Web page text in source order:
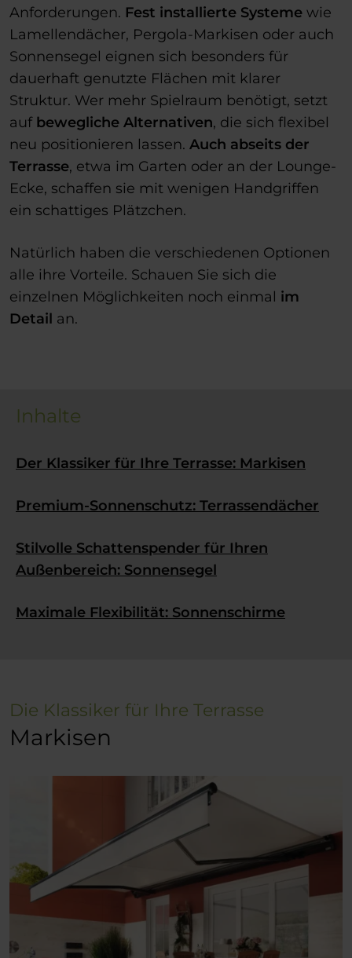
Anforderungen. Fest installierte Systeme wie
Lamellendächer, Pergola-Markisen oder auch
Sonnensegel eignen sich besonders für
dauerhaft genutzte Flächen mit klarer
Struktur. Wer mehr Spielraum benötigt, setzt
auf bewegliche Alternativen, die sich flexibel
neu positionieren lassen. Auch abseits der
Terrasse, etwa im Garten oder an der Lounge-
Ecke, schaffen sie mit wenigen Handgriffen
ein schattiges Plätzchen.
Natürlich haben die verschiedenen Optionen
alle ihre Vorteile. Schauen Sie sich die
einzelnen Möglichkeiten noch einmal im
Detail an.
Inhalte
Der Klassiker für Ihre Terrasse: Markisen
Premium-Sonnenschutz: Terrassendächer
Stilvolle Schattenspender für Ihren
Außenbereich: Sonnensegel
Maximale Flexibilität: Sonnenschirme
Die Klassiker für Ihre Terrasse
Markisen